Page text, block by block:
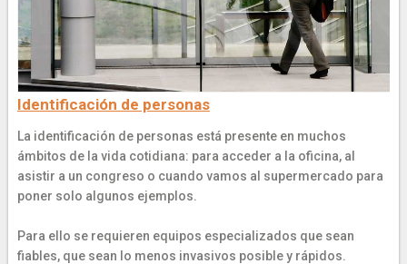
Identificación de personas
La identificación de personas está presente en muchos
ámbitos de la vida cotidiana: para acceder a la oficina, al
asistir a un congreso o cuando vamos al supermercado para
poner solo algunos ejemplos.
Para ello se requieren equipos especializados que sean
fiables, que sean lo menos invasivos posible y rápidos.